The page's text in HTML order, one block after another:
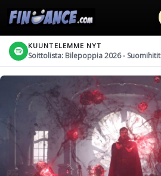
KUUNTELEMME NYT
Soittolista: Bilepoppia 2026 - Suomihitit